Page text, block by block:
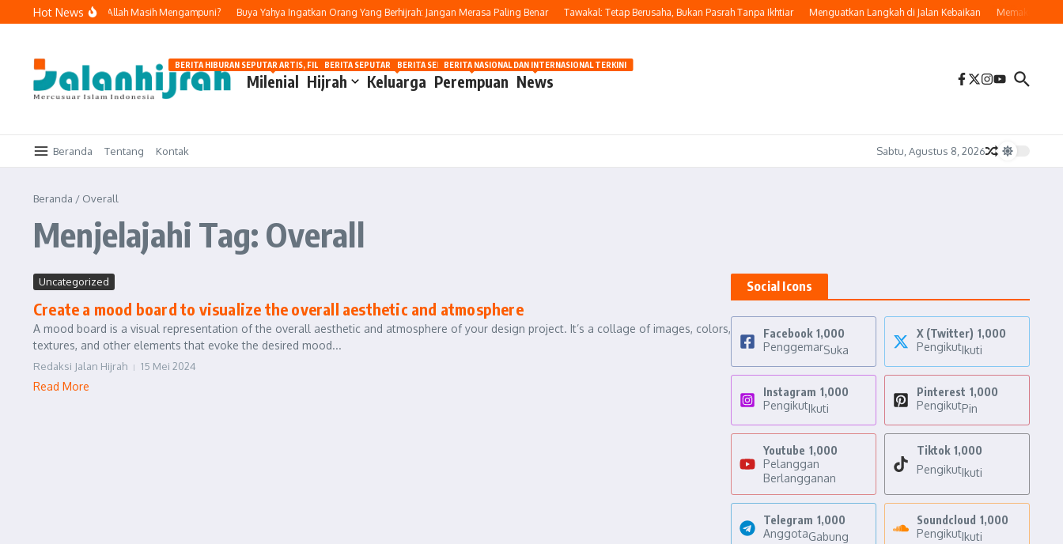
Lewati ke konten
Hot News
Bertobat, Apakah Allah Masih Mengampuni? Buya Yahya Ingatkan Orang Yang Berhijrah: Jangan Merasa Paling Benar Tawakal: Tetap Berusaha, Bukan Pasrah Tanpa Ikhtiar Menguatkan Langkah di Jalan Kebaikan Memaknai
Milenial
BERITA HIBURAN SEPUTAR ARTIS, FILM, DAN GOSIP
Hijrah Keluarga
BERITA SEPUTAR OTOMOTIF HARI INI
Perempuan
BERITA SEPUTAR KECANTIKAN WANITA
News
BERITA NASIONAL DAN INTERNASIONAL TERKINI
Beranda Tentang Kontak Sabtu, Agustus 8, 2026
Beranda / Overall
Menjelajahi Tag: Overall
Uncategorized
Create a mood board to visualize the overall aesthetic and atmosphere
A mood board is a visual representation of the overall aesthetic and atmosphere of your design project. It’s a collage of images, colors,
textures, and other elements that evoke the desired mood...
Redaksi Jalan Hijrah 15 Mei 2024
Read More
Social Icons
Facebook 1,000
PenggemarSuka
X (Twitter) 1,000
PengikutIkuti
Instagram 1,000
PengikutIkuti
Pinterest 1,000
PengikutPin
Youtube 1,000
Pelanggan
Berlangganan
Tiktok 1,000
PengikutIkuti
Telegram 1,000
AnggotaGabung
Soundcloud 1,000
PengikutIkuti